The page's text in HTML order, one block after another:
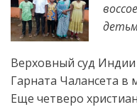
Верховный суд Индии
Гарната Чалансета
Еще четверо